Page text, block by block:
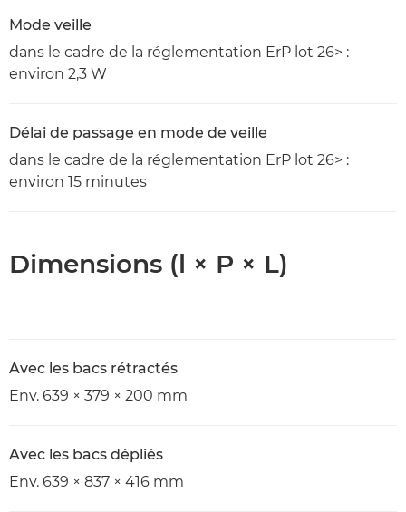
Mode veille
dans le cadre de la réglementation ErP lot 26> :
environ 2,3 W
Délai de passage en mode de veille
dans le cadre de la réglementation ErP lot 26> :
environ 15 minutes
Dimensions (l × P × L)
Avec les bacs rétractés
Env. 639 × 379 × 200 mm
Avec les bacs dépliés
Env. 639 × 837 × 416 mm